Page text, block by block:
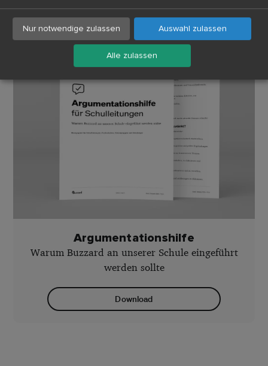
Download
Argumentationshilfe
Warum Buzzard an unserer Schule eingeführt
werden sollte
Download
Nur notwendige zulassen Auswahl zulassen
Alle zulassen